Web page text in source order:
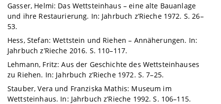
Gasser, Helmi: Das Wettsteinhaus – eine alte Bauanlage
und ihre Restaurierung. In: Jahrbuch z’Rieche 1972. S. 26–
53.
Hess, Stefan: Wettstein und Riehen – Annäherungen. In:
Jahrbuch z’Rieche 2016. S. 110–117.
Lehmann, Fritz: Aus der Geschichte des Wettsteinhauses
zu Riehen. In: Jahrbuch z’Rieche 1972. S. 7–25.
Stauber, Vera und Franziska Mathis: Museum im
Wettsteinhaus. In: Jahrbuch z’Rieche 1992. S. 106–115.